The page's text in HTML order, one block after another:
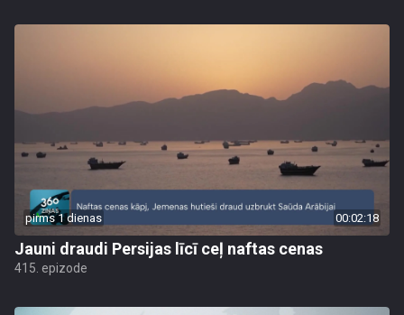
pirms 1 dienas 00:02:18
Jauni draudi Persijas līcī ceļ naftas cenas
415. epizode